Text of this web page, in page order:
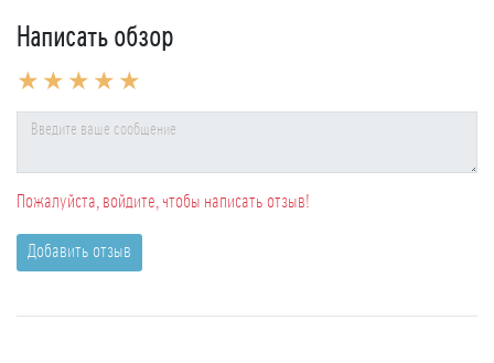
Написать обзор
Пожалуйста, войдите, чтобы написать отзыв!
Добавить отзыв